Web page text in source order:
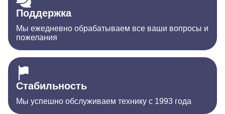
Поддержка
Мы ежедневно обрабатываем все ваши вопросы и
пожелания
Стабильность
Мы успешно обслуживаем технику с 1993 года